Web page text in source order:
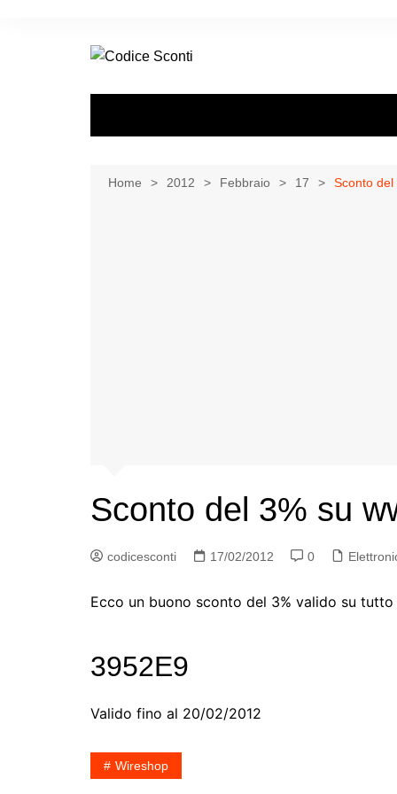
Home 2012 Febbraio 17 Sconto del
Sconto del 3% su
codicesconti 17/02/2012 0
Ecco un buono sconto del 3% valido su
3952E9
Valido fino al 20/02/2012
Wireshop